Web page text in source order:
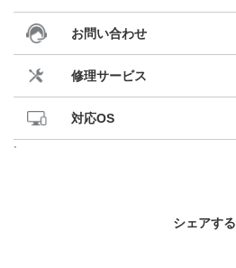
お問い合わせ
修理サービス
対応OS
。
シェアする